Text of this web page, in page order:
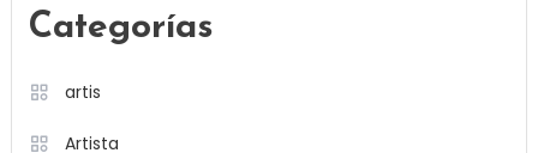
Categorías
artis
Artista